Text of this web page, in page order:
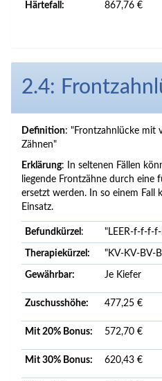
Härtefall: 867,76 €
2.4:
Definition: "Frontzahnlücke mit
Zähnen"
Erklärung: In seltenen Fällen
liegende Frontzähne durch eine
ersetzt werden. In so einem Fall
Einsatz.
Befundkürzel : "LEER-f-f-f-f-
Therapiekürzel: "KV-KV-BV-
Gewährbar: Je Kiefer
Zuschusshöhe: 477,25 €
Mit 20% Bonus: 572,70 €
Mit 30% Bonus: 620,43 €